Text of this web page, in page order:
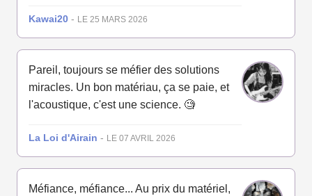
Kawai20 - LE 25 MARS 2026
Pareil, toujours se méfier des solutions
miracles. Un bon matériau, ça se paie, et
l'acoustique, c'est une science. 🧐
La Loi d'Airain - LE 07 AVRIL 2026
Méfiance, méfiance... Au prix du matériel,